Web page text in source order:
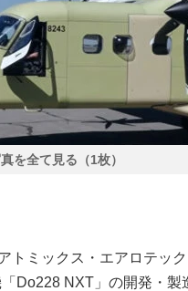
を全て見る（1枚）
トミックス・エアロテッ
Do228 NXT」の開発・製